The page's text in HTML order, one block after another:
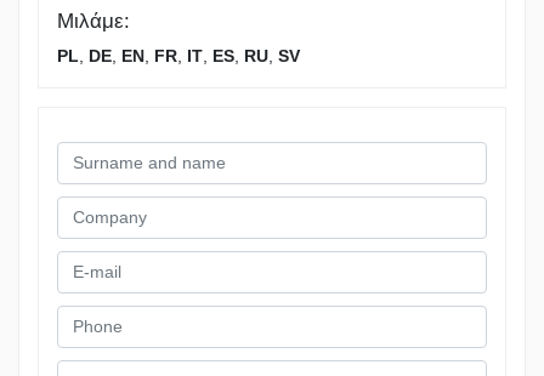
Μιλάμε:
PL DE EN FR IT ES RU SV